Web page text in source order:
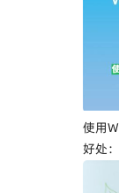
一步
使用
好处